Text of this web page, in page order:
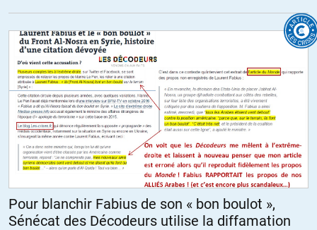
Pour blanchir Fabius de son « bon boulot »,
Sénécat des Décodeurs utilise la diffamation